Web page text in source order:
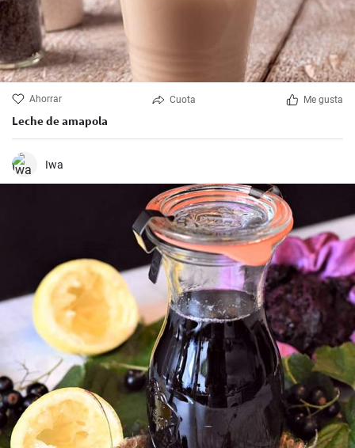
Ahorrar Cuota Me gusta
Leche de amapola
Iwa